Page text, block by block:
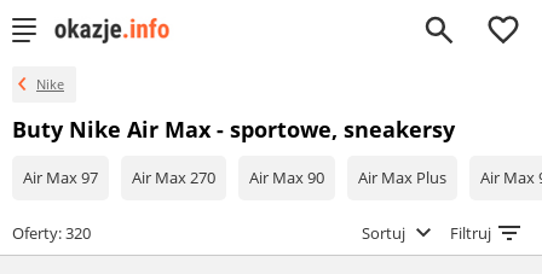
0
Nike
Buty Nike Air Max - sportowe, sneakersy
Air Max 97 Air Max 270 Air Max 90 Air Max Plus Air Max
Oferty: 320 Sortuj Filtruj